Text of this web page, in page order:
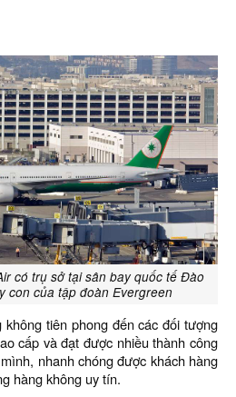
có trụ sở tại sân bay quốc tế Đào
con của tập đoàn Evergreen
tiên phong đến các đối tượng
cấp và đạt được nhiều thành công
nhanh chóng được khách hàng
hàng không uy tín.